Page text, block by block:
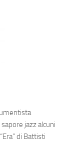
jazz alcuni
di Battisti